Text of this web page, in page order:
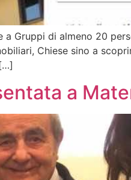
a Gruppi di almeno 20
Chiese sino a
a